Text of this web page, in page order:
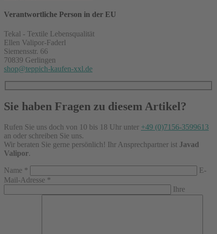
Verantwortliche Person in der EU
Tekal - Textile Lebensqualität
Ellen Valipor-Faderl
Siemensstr. 66
70839 Gerlingen
shop@teppich-kaufen-xxl.de
Sie haben Fragen zu diesem Artikel?
Rufen Sie uns doch von 10 bis 18 Uhr unter +49 (0)7156-3599613
an oder schreiben Sie uns.
Wir beraten Sie gerne persönlich! Ihr Ansprechpartner ist Javad
Valipor.
Name *
E-
Mail-Adresse *
Ihre